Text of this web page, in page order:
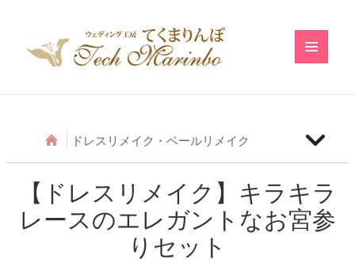
ドレスリメイク・ベールリメイク
【ドレスリメイク】アシメトリーフリルのベビード
【ドレスリメイク】キラキラ
レースのエレガントなお宮参
りセット